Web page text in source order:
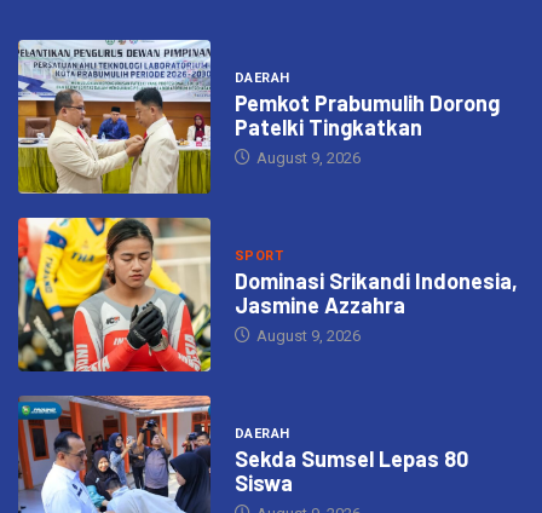
DAERAH
Pemkot Prabumulih Dorong
Patelki Tingkatkan
August 9, 2026
SPORT
Dominasi Srikandi Indonesia,
Jasmine Azzahra
August 9, 2026
DAERAH
Sekda Sumsel Lepas 80
Siswa